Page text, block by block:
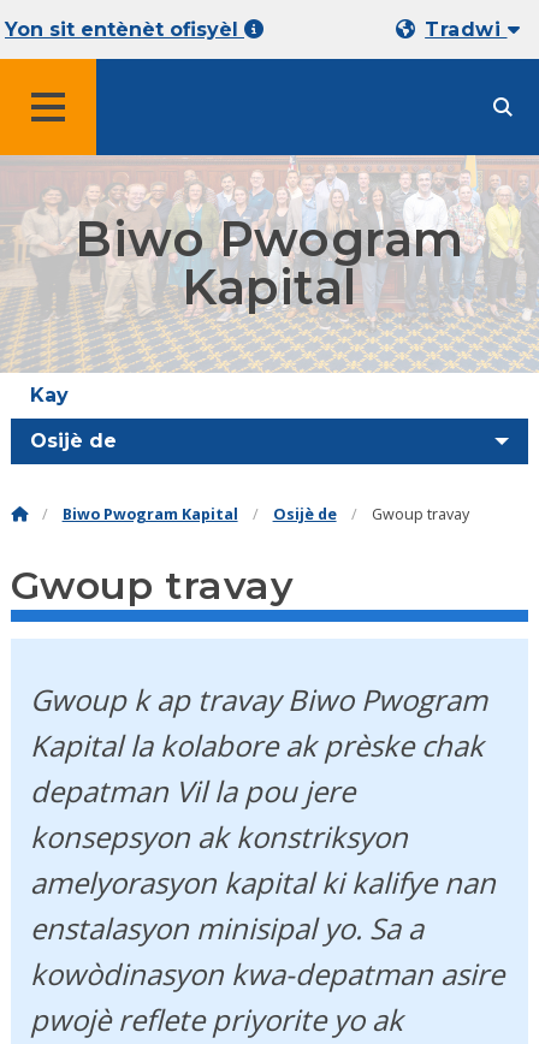
Yon sit entènèt ofisyèl Tradwi
Biwo Pwogram
Kapital
Kay
Osijè de
Biwo Pwogram Kapital Osijè de Gwoup travay
Gwoup travay
Gwoup k ap travay Biwo Pwogram
Kapital la kolabore ak prèske chak
depatman Vil la pou jere
konsepsyon ak konstriksyon
amelyorasyon kapital ki kalifye nan
enstalasyon minisipal yo. Sa a
kowòdinasyon kwa-depatman asire
pwojè reflete priyorite yo ak